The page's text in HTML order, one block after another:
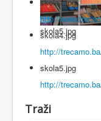
skola5.jpg
http://
skola4.jpg
http://
skola5.jpg
http://
Traži